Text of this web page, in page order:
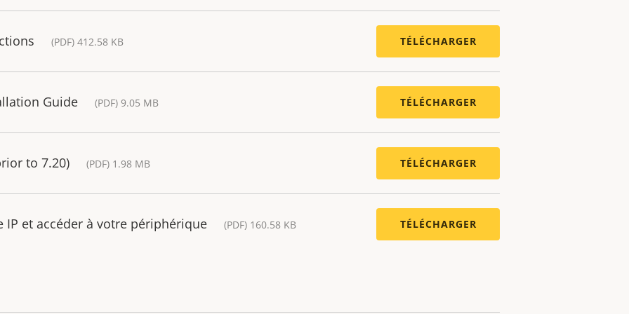
(PDF) 412.58 KB TÉLÉCHARGER
Guide (PDF) 9.05 MB TÉLÉCHARGER
to 7.20) (PDF) 1.98 MB TÉLÉCHARGER
et accéder à votre périphérique (PDF) 160.58 KB TÉLÉCHARGER